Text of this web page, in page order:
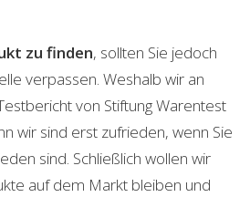
zu finden, sollten Sie jedoch
verpassen. Weshalb wir an
von Stiftung Warentest
wir sind erst zufrieden, wenn Sie
sind. Schließlich wollen wir
auf dem Markt bleiben und